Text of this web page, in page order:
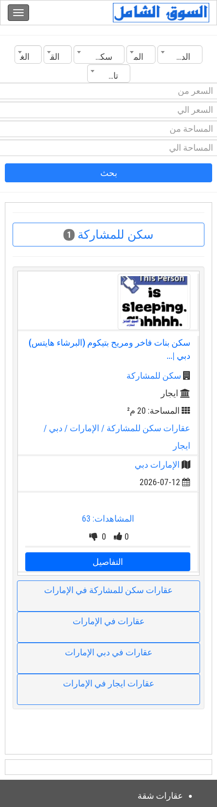
الدولة المدينة سكن للمشاركة القسم
الغرف
تاريخ الانشاء
بحث
سكن للمشاركة 1
سكن بنات فاخر ومريح بتيكوم (البرشاء هايتس)
دبي |...
سكن للمشاركة
ايجار
المساحة: 20 م²
عقارات سكن للمشاركة/ الإمارات/ دبي /
ايجار
الإمارات دبي
2026-07-12
المشاهدات: 63
0
0
التفاصيل
عقارات سكن للمشاركة في الإمارات
عقارات في الإمارات
عقارات في دبي الإمارات
عقارات ايجار في الإمارات
عقارات شقة